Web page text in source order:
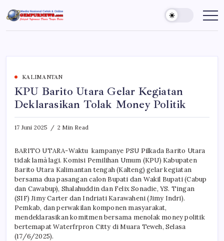
to
content
Gempur
News
Jelajah
Dunia
KALIMANTAN
KPU Barito Utara Gelar Kegiatan
Deklarasikan Tolak Money Politik
17 Juni 2025 2 Min Read
BARITO UTARA-Waktu kampanye PSU Pilkada Barito Utara
tidak lamà lagi. Komisi Pemilihan Umum (KPU) Kabupaten
Barito Utara Kalimantan tengah (Kalteng) gelar kegiatan
bersama dua pasangan calon Bupati dan Wakil Bupati (Cabup
dan Cawabup), Shalahuddin dan Felix Sonadie, YS. Tingan
(SIF) Jimy Carter dan Indriati Karawaheni (Jimy Indri).
Pemkab, dan perwakilan komponen masyarakat,
mendeklarasikan komitmen bersama menolak money politik
bertemapat Waterfrpron Citty di Muara Teweh, Selasa
(17/6/2025).